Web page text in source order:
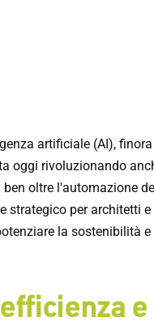
artificiale (AI), finora
oggi rivoluzionando
oltre l'automazione
strategico per architetti e
la sostenibilità e
e